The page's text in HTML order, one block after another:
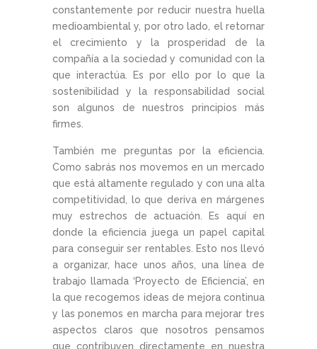
constantemente por reducir nuestra huella
medioambiental y, por otro lado, el retornar
el crecimiento y la prosperidad de la
compañía a la sociedad y comunidad con la
que interactúa. Es por ello por lo que la
sostenibilidad y la responsabilidad social
son algunos de nuestros principios más
firmes.
También me preguntas por la eficiencia.
Como sabrás nos movemos en un mercado
que está altamente regulado y con una alta
competitividad, lo que deriva en márgenes
muy estrechos de actuación. Es aquí en
donde la eficiencia juega un papel capital
para conseguir ser rentables. Esto nos llevó
a organizar, hace unos años, una línea de
trabajo llamada ‘Proyecto de Eficiencia’, en
la que recogemos ideas de mejora continua
y las ponemos en marcha para mejorar tres
aspectos claros que nosotros pensamos
que contribuyen directamente en nuestra